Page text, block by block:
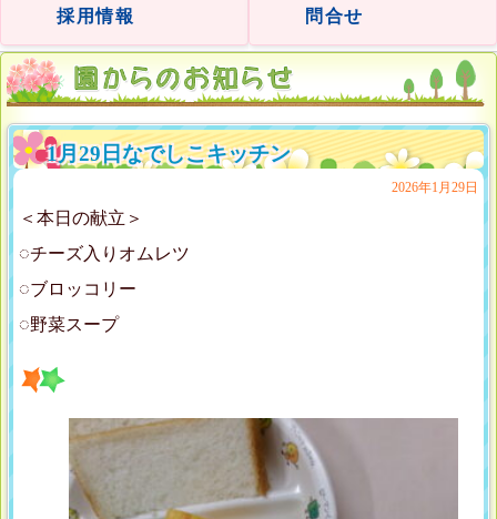
採用情報 問合せ
1月29日なでしこキッチン
2026年1月29日
＜本日の献立＞
◌チーズ入りオムレツ
◌ブロッコリー
◌野菜スープ